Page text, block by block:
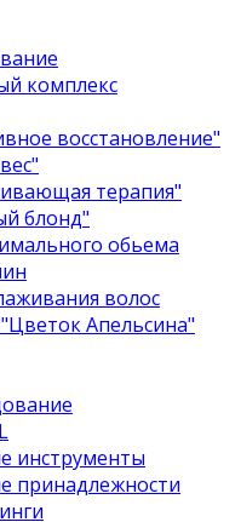
комплекс
восстановление"
терапия"
блонд"
обьема
волос
Апельсина"
инструменты
принадлежности